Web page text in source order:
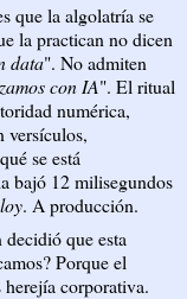
que la algolatría se
la practican no dicen
data". No admiten
con IA". El ritual
numérica,
versículos,
se está
bajó 12 milisegundos
. A producción.
que esta
Porque el
corporativa.